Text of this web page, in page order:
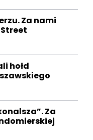
Za nami
hołd
Za